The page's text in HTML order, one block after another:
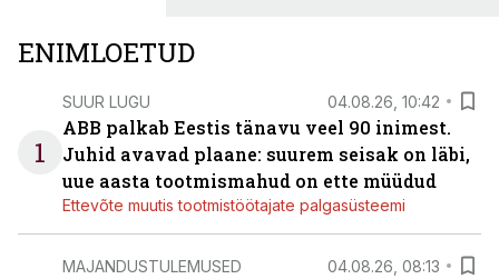
ENIMLOETUD
1
SUUR LUGU 04.08.26, 10:42
ABB palkab Eestis tänavu veel 90 inimest.
Juhid avavad plaane: suurem seisak on läbi,
uue aasta tootmismahud on ette müüdud
Ettevõte muutis tootmistöötajate palgasüsteemi
MAJANDUSTULEMUSED 04.08.26, 08:13